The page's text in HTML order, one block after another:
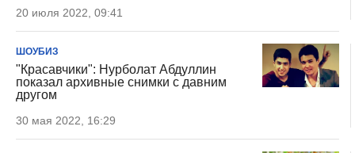
20 июля 2022, 09:41
ШОУБИЗ
"Красавчики": Нурболат Абдуллин
показал архивные снимки с давним
другом
30 мая 2022, 16:29